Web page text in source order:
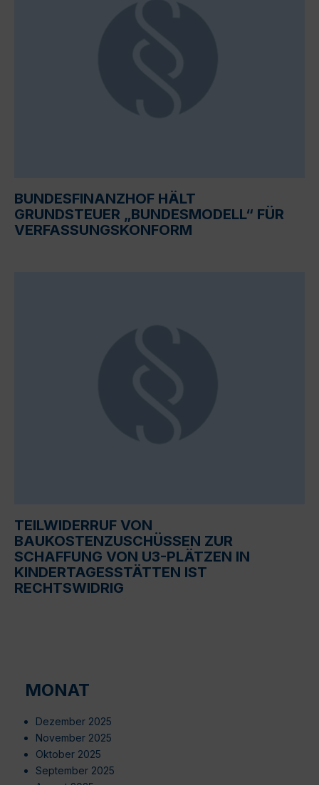
BUNDESFINANZHOF HÄLT
GRUNDSTEUER „BUNDESMODELL“ FÜR
VERFASSUNGSKONFORM
TEILWIDERRUF VON
BAUKOSTENZUSCHÜSSEN ZUR
SCHAFFUNG VON U3-PLÄTZEN IN
KINDERTAGESSTÄTTEN IST
RECHTSWIDRIG
MONAT
Dezember 2025
November 2025
Oktober 2025
September 2025